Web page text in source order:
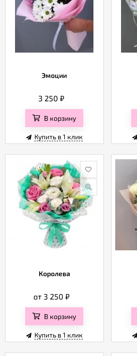
Эмоции
3 250₽
В корзину
Купить в 1 клик
Королева
от 3 250 ₽
В корзину
Купить в 1 клик